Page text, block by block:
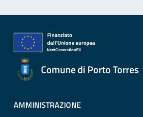
Comune di Porto Torres
AMMINISTRAZIONE